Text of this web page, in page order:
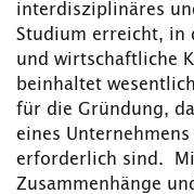
interdisziplinäres
Studium erreicht, in
und wirtschaftliche
beinhaltet
für die Gründung,
eines
erforderlich sind.
Zusammenhänge